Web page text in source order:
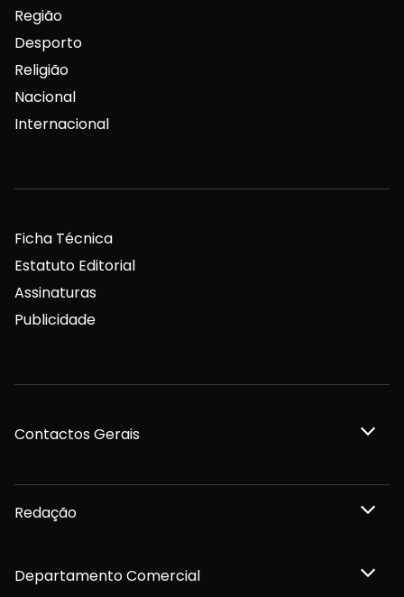
Região
Desporto
Religião
Nacional
Internacional
Ficha Técnica
Estatuto Editorial
Assinaturas
Publicidade
Contactos Gerais
Redação
Departamento Comercial